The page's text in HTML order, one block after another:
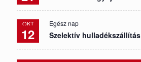
OKT
12
Egész nap
Szelektív hulladékszállítás